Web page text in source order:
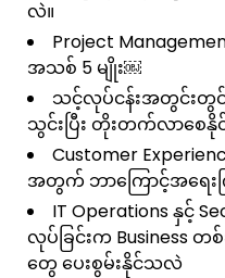
လဲ။
Project
အသစ် 5 မျိုး￼
သင့်လုပ်ငန်းအတွင်း
သွင်းပြီး တိုးတက်လာစေနို
Customer
အတွက် ဘာကြောင့်အရေး
IT Operations နှင့်
လုပ်ခြင်းက Business
တွေ ပေးစွမ်းနိုင်သလဲ